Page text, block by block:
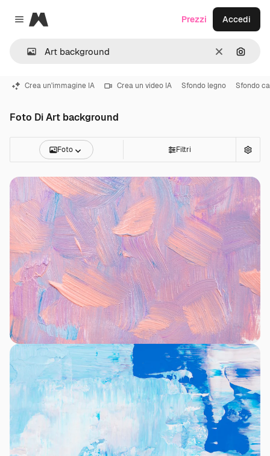
Close menu
Magnific
CancellaCerca
Prezzi Accedi
Crea un'immagine IA Crea un video IA Sfondo legno Sfondo
Foto Di Art background
Foto Filtri